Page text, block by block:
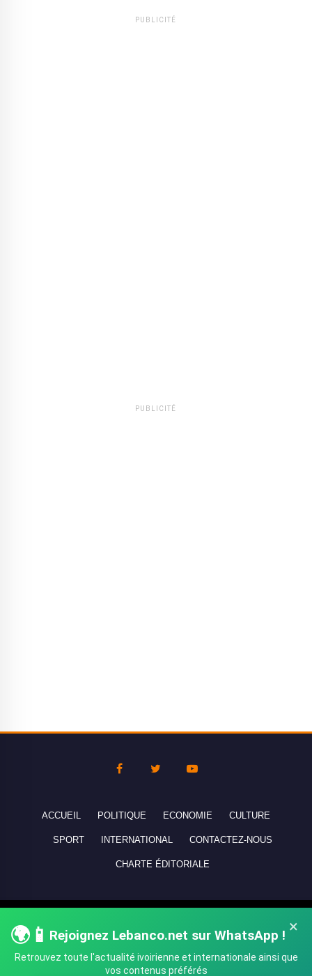
PUBLICITÉ
PUBLICITÉ
×
🌍📱 Rejoignez Lebanco.net sur WhatsApp !
Retrouvez toute l'actualité ivoirienne et internationale ainsi que
vos contenus préférés
ACCUEIL POLITIQUE ECONOMIE CULTURE
SPORT INTERNATIONAL CONTACTEZ-NOUS
CHARTE ÉDITORIALE
réservés - All rights reserved.